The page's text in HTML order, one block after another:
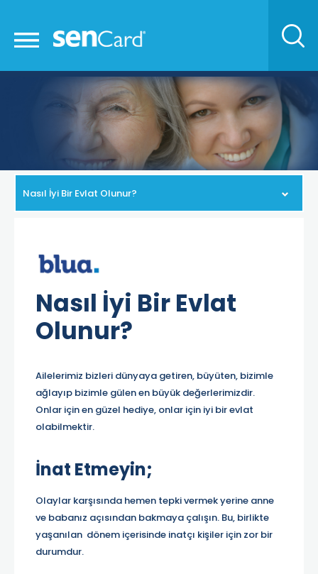
Nasıl İyi Bir Evlat Olunur?
Nasıl İyi Bir Evlat
Olunur?
Ailelerimiz bizleri dünyaya getiren, büyüten, bizimle
ağlayıp bizimle gülen en büyük değerlerimizdir.
Onlar için en güzel hediye, onlar için iyi bir evlat
olabilmektir.
İnat Etmeyin;
Olaylar karşısında hemen tepki vermek yerine anne
ve babanız açısından bakmaya çalışın. Bu, birlikte
yaşanılan dönem içerisinde inatçı kişiler için zor bir
durumdur.